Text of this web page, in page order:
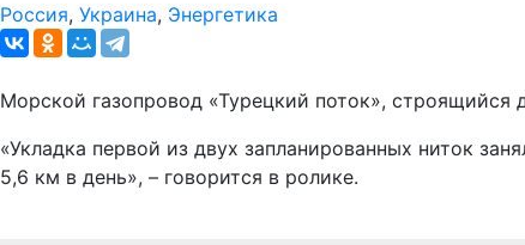
Россия, Украина, Энергетика
Морской газопровод «Турецкий поток»,
«Укладка первой из двух запланированных ниток
5,6 км в день», – говорится в ролике.